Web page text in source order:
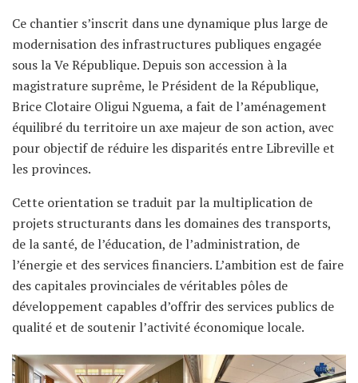
Ce chantier s’inscrit dans une dynamique plus large de
modernisation des infrastructures publiques engagée
sous la Ve République. Depuis son accession à la
magistrature suprême, le Président de la République,
Brice Clotaire Oligui Nguema, a fait de l’aménagement
équilibré du territoire un axe majeur de son action, avec
pour objectif de réduire les disparités entre Libreville et
les provinces.
Cette orientation se traduit par la multiplication de
projets structurants dans les domaines des transports,
de la santé, de l’éducation, de l’administration, de
l’énergie et des services financiers. L’ambition est de faire
des capitales provinciales de véritables pôles de
développement capables d’offrir des services publics de
qualité et de soutenir l’activité économique locale.